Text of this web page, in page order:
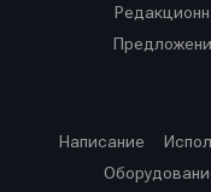
Написание